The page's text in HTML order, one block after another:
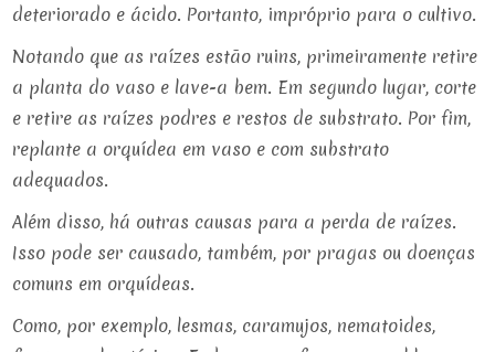
deteriorado e ácido. Portanto, impróprio para o cultivo.
Notando que as raízes estão ruins, primeiramente retire
a planta do vaso e lave-a bem. Em segundo lugar, corte
e retire as raízes podres e restos de substrato. Por fim,
replante a orquídea em vaso e com substrato
adequados.
Além disso, há outras causas para a perda de raízes.
Isso pode ser causado, também, por pragas ou doenças
comuns em orquídeas.
Como, por exemplo, lesmas, caramujos, nematoides,